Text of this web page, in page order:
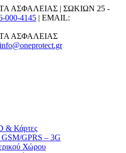
ΑΣΦΑΛΕΙΑΣ | ΣΩΚΙΩΝ 25 -
000-4145 | EMAIL:
ΑΣΦΑΛΕΙΑΣ
info@oneprotect.gr
& Κάρτες
GPRS – 3G
Χώρου